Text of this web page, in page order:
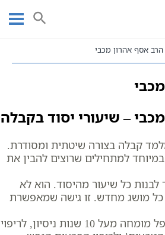
הרב אסף אהרון מכבי
– שיעורי יסוד בקבלה
קבלה בצורה שיטתית ומסודרת.
למתחילים שרוצים להבין את
כל שיעור מהיסוד. הוא לא
כל מושג מחדש. זו גישה שמאפשרת
ר’ אסף אהרן מכבי, מטפל מומחה מעל 10 שנות ניסיון, לריפוי